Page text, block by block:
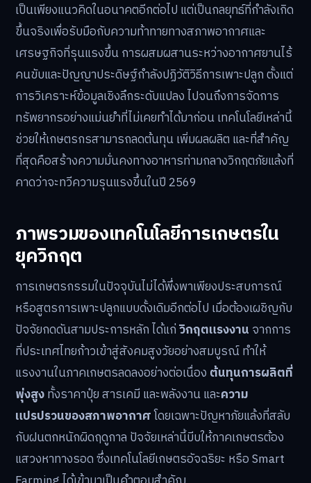
เป็นเพียงแนวคิดในอนาคตอีกต่อไป แต่เป็นกลยุทธ์ที่กำลังเกิด
ขึ้นจริงเพื่อรับมือกับความท้าทายทางสภาพอากาศและ
เศรษฐกิจที่รุนแรงขึ้น การผสมผสานระหว่างอากาศยานไร้
คนขับและปัญญาประดิษฐ์กำลังปฏิวัติวิธีการเพาะปลูก ตั้งแต่
การวิเคราะห์ข้อมูลเชิงลึกระดับแปลง ไปจนถึงการจัดการ
ทรัพยากรอย่างแม่นยำที่ไม่เคยทำได้มาก่อน เทคโนโลยีเหล่านี้
ช่วยให้เกษตรกรสามารถลดต้นทุน เพิ่มผลผลิต และที่สำคัญ
ที่สุดคือสร้างความมั่นคงทางอาหารท่ามกลางวิกฤตภัยแล้งที่
คาดว่าจะทวีความรุนแรงขึ้นในปี 2569
ภาพรวมของเทคโนโลยีการเกษตรใน
ยุควิกฤต
การเกษตรกรรมในปัจจุบันไม่ได้พึ่งพาเพียงประสบการณ์
หรือสูตรการเพาะปลูกแบบดั้งเดิมอีกต่อไป เมื่อต้องเผชิญกับ
ปัจจัยกดดันสามประการหลัก ได้แก่วิกฤตแรงงาน จากการ
ที่ประเทศไทยก้าวเข้าสู่สังคมสูงวัยอย่างสมบูรณ์ ทำให้
แรงงานในภาคเกษตรลดลงอย่างต่อเนื่อง ต้นทุนการผลิตที่
พุ่งสูงทั้งราคาปุ๋ย สารเคมี และพลังงาน และความ
แปรปรวนของสภาพอากาศโดยเฉพาะปัญหาภัยแล้งที่สลับ
กับฝนตกหนักผิดฤดูกาล ปัจจัยเหล่านี้บีบให้ภาคเกษตรต้อง
แสวงหาทางรอด ซึ่งเทคโนโลยีเกษตรอัจฉริยะ หรือ Smart